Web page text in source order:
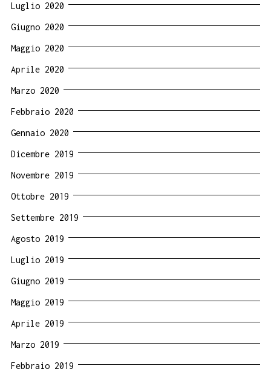
Luglio 2020
Giugno 2020
Maggio 2020
Aprile 2020
Marzo 2020
Febbraio 2020
Gennaio 2020
Dicembre 2019
Novembre 2019
Ottobre 2019
Settembre 2019
Agosto 2019
Luglio 2019
Giugno 2019
Maggio 2019
Aprile 2019
Marzo 2019
Febbraio 2019